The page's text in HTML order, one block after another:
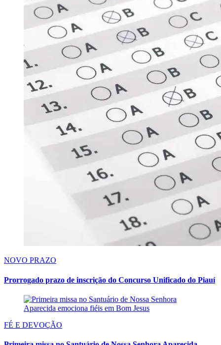
NOVO PRAZO
Prorrogado prazo de inscrição do Concurso Unificado do Piauí
FÉ E DEVOÇÃO